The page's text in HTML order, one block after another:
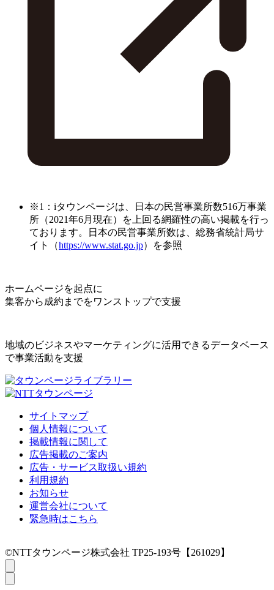
※1：iタウンページは、日本の民営事業所数516万事業
所（2021年6月現在）を上回る網羅性の高い掲載を行っ
ております。日本の民営事業所数は、総務省統計局サ
イト（https://www.stat.go.jp）を参照
ホームページを起点に
集客から成約までをワンストップで支援
地域のビジネスやマーケティングに活用できるデータベース
で事業活動を支援
サイトマップ
個人情報について
掲載情報に関して
広告掲載のご案内
広告・サービス取扱い規約
利用規約
お知らせ
運営会社について
緊急時はこちら
©NTTタウンページ株式会社 TP25-193号【261029】